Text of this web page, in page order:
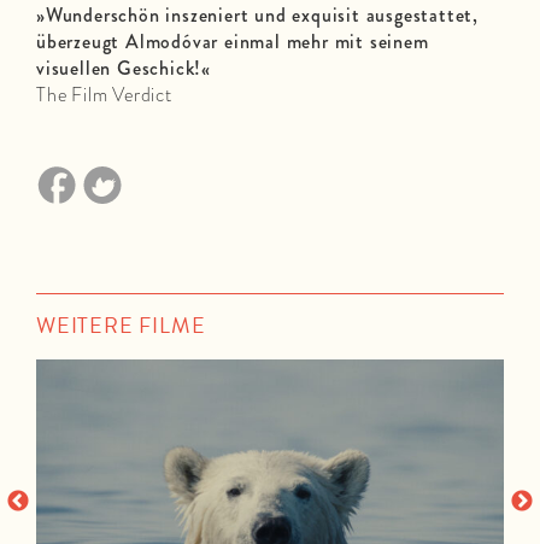
»Wunderschön inszeniert und exquisit ausgestattet,
überzeugt Almodóvar einmal mehr mit seinem
visuellen Geschick!«
The Film Verdict
WEITERE FILME